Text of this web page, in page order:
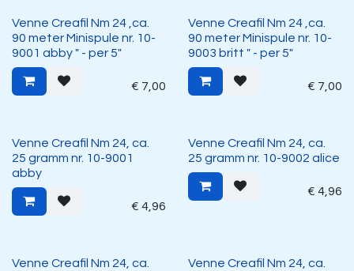
Venne Creafil Nm 24 ,ca.
90 meter Minispule nr. 10-
9001 abby " - per 5"
€ 7,00
Venne Creafil Nm 24 ,ca.
90 meter Minispule nr. 10-
9003 britt " - per 5"
€ 7,00
Venne Creafil Nm 24, ca.
25 gramm nr. 10-9001
abby
€ 4,96
Venne Creafil Nm 24, ca.
25 gramm nr. 10-9002 alice
€ 4,96
Venne Creafil Nm 24, ca.
Venne Creafil Nm 24, ca.